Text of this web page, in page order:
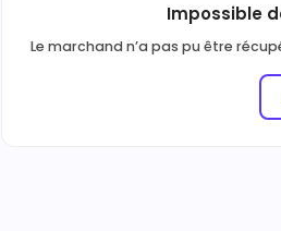
Impossible
Le marchand n’a pas pu être